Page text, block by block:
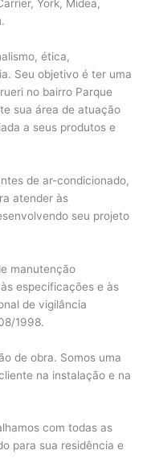
York, Midea,
ética,
Seu objetivo é ter uma
no bairro Parque
sua área de atuação
a seus produtos e
de ar-condicionado,
atender às
seu projeto
manutenção
especificações e às
de vigilância
1998.
de obra. Somos uma
na instalação e na
com todas as
para sua residência e